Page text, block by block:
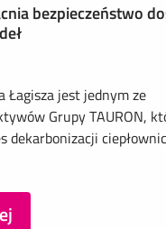
bezpieczeństwo
Łagisza jest jednym ze
Grupy TAURON,
dekarbonizacji